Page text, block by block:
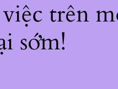
trên
sớm!